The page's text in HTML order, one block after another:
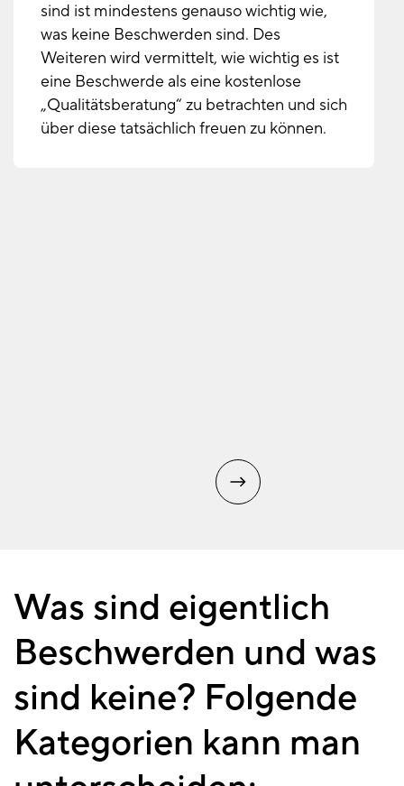
sind ist mindestens genauso wichtig wie,
was keine Beschwerden sind. Des
Weiteren wird vermittelt, wie wichtig es ist
eine Beschwerde als eine kostenlose
„Qualitätsberatung“ zu betrachten und sich
über diese tatsächlich freuen zu können.
Was sind eigentlich
Beschwerden und was
sind keine? Folgende
Kategorien kann man